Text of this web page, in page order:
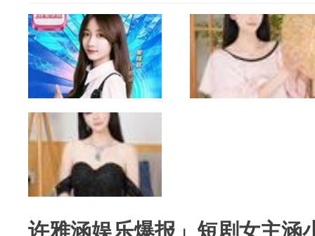
许雅涵娱乐爆报」短剧女主涵